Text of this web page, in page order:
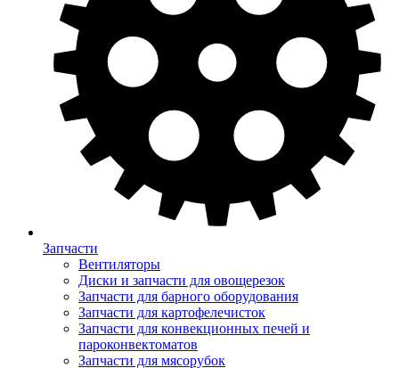
Запчасти
Вентиляторы
Диски и запчасти для овощерезок
Запчасти для барного оборудования
Запчасти для картофелечисток
Запчасти для конвекционных печей и
пароконвектоматов
Запчасти для мясорубок